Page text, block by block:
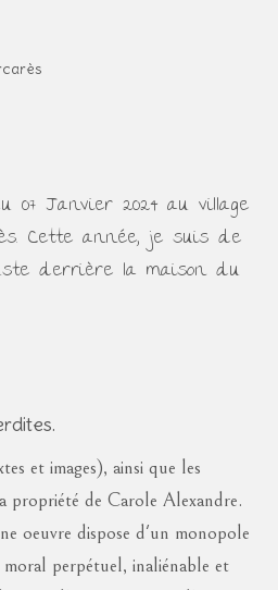
07 Janvier 2024 au village
Cette année, je suis de
derrière la maison du
et images), ainsi que les
propriété de Carole Alexandre.
oeuvre dispose d'un monopole
perpétuel, inaliénable et